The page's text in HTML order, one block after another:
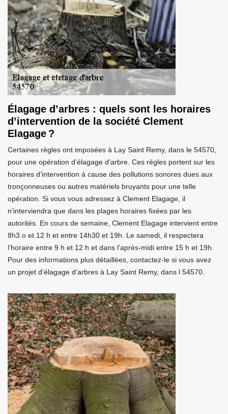
Élagage d’arbres : quels sont les horaires
d’intervention de la société Clement
Elagage ?
Certaines règles ont imposées à Lay Saint Remy, dans le 54570,
pour une opération d’élagage d’arbre. Ces règles portent sur les
horaires d’intervention à cause des pollutions sonores dues aux
tronçonneuses ou autres matériels bruyants pour une telle
opération. Si vous vous adressez à Clement Elagage, il
n’interviendra que dans les plages horaires fixées par les
autorités. En cours de semaine, Clement Elagage intervient entre
8h3 o et 12 h et entre 14h30 et 19h. Le samedi, il respectera
l’horaire entre 9 h et 12 h et dans l’après-midi entre 15 h et 19h.
Pour des informations plus détaillées, contactez-le si vous avez
un projet d’élagage d’arbres à Lay Saint Remy, dans l 54570.